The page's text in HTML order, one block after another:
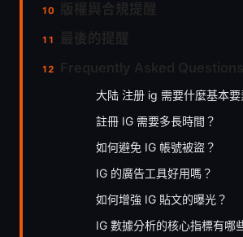
大陆 注册 ig 需要什麼基本要
註冊 IG 需要多長時間？
如何避免 IG 帳號被盜？
IG 的廣告工具好用嗎？
如何增強 IG 貼文的曝光？
IG 數據分析的核心指標有哪